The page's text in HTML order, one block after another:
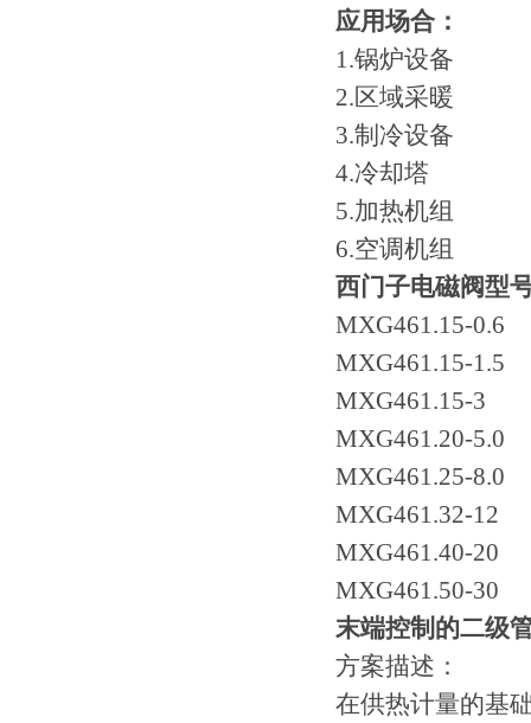
应用场合：
1.锅炉设备
2.区域采暖
3.制冷设备
4.冷却塔
5.加热机组
6.空调机组
西门子电磁阀型
MXG461.15-0.6
MXG461.15-1.5
MXG461.15-3
MXG461.20-5.0
MXG461.25-8.0
MXG461.32-12
MXG461.40-20
MXG461.50-30
末端控制的二级
方案描述：
在供热计量的基